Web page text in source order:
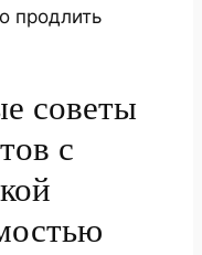
продлить
советы
с